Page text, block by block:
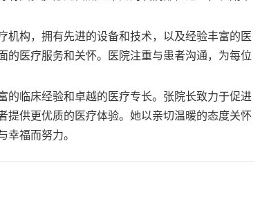
构，拥有先进的设备和技术，以及经验丰富的医
医疗服务和关怀。医院注重与患者沟通，为每位
的临床经验和卓越的医疗专长。张院长致力于促进
供更优质的医疗体验。她以亲切温暖的态度关怀
福而努力。